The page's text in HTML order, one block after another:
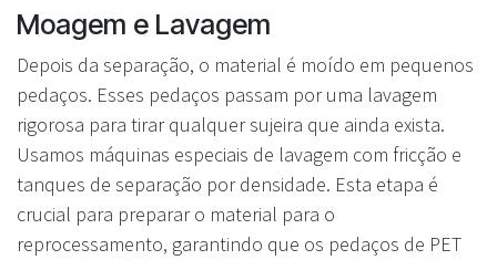
Moagem e Lavagem
Depois da separação, o material é moído em pequenos
pedaços. Esses pedaços passam por uma lavagem
rigorosa para tirar qualquer sujeira que ainda exista.
Usamos máquinas especiais de lavagem com fricção e
tanques de separação por densidade. Esta etapa é
crucial para preparar o material para o
reprocessamento, garantindo que os pedaços de PET